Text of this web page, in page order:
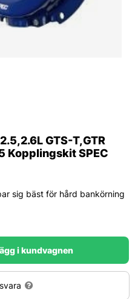
GTS-T,GTR
Kopplingskit SPEC
sig bäst för hård bankörning
i kundvagnen